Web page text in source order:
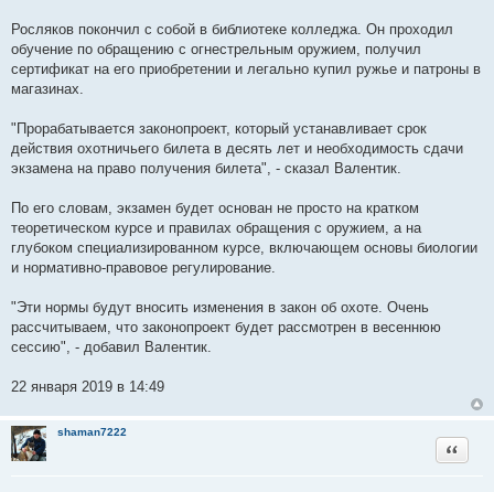
Росляков покончил с собой в библиотеке колледжа. Он проходил
обучение по обращению с огнестрельным оружием, получил
сертификат на его приобретении и легально купил ружье и патроны в
магазинах.
"Прорабатывается законопроект, который устанавливает срок
действия охотничьего билета в десять лет и необходимость сдачи
экзамена на право получения билета", - сказал Валентик.
По его словам, экзамен будет основан не просто на кратком
теоретическом курсе и правилах обращения с оружием, а на
глубоком специализированном курсе, включающем основы биологии
и нормативно-правовое регулирование.
"Эти нормы будут вносить изменения в закон об охоте. Очень
рассчитываем, что законопроект будет рассмотрен в весеннюю
сессию", - добавил Валентик.
22 января 2019 в 14:49
shaman7222
Цитата